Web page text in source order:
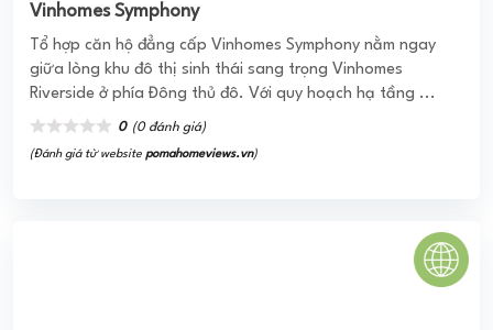
Vinhomes Symphony
Tổ hợp căn hộ đẳng cấp Vinhomes Symphony nằm ngay
giữa lòng khu đô thị sinh thái sang trọng Vinhomes
Riverside ở phía Đông thủ đô. Với quy hoạch hạ tầng ...
0 (0 đánh giá)
(Đánh giá từ website pomahomeviews.vn)